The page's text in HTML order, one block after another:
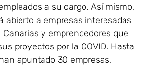
a su cargo. Así mismo,
abierto a empresas interesadas
y emprendedores que
proyectos por la COVID. Hasta
apuntado 30 empresas,